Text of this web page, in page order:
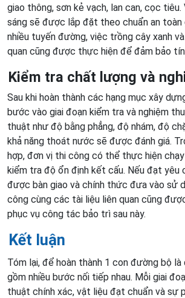
giao thông, sơn kẻ vạch, lan can, cọc
sáng sẽ được lắp đặt theo chuẩn an toàn
nhiều tuyến đường, việc trồng cây xanh
quan cũng được thực hiện để đảm bảo
Kiểm tra chất lượng và
Sau khi hoàn thành các hạng mục xây
bước vào giai đoạn kiểm tra và nghiệm
thuật như độ bằng phẳng, độ nhám, độ
khả năng thoát nước sẽ được đánh giá.
hợp, đơn vị thi công có thể thực hiện
kiểm tra độ ổn định kết cấu. Nếu đạt yêu
được bàn giao và chính thức đưa vào sử
công cùng các tài liệu liên quan cũng
phục vụ công tác bảo trì sau này.
Kết luận
Tóm lại, để hoàn thành 1 con đường bộ
gồm nhiều bước nối tiếp nhau. Mỗi giai
thuật chính xác, vật liệu đạt chuẩn và sự